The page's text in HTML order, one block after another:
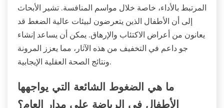
المرتبط بالأداء، خاصة خلال مواسم المنافسة. تشير الأبحاث
إلى أن الأطفال الذين يتعرضون لبيئات عالية الضغط قد
يعانون من أعراض الاكتئاب والإرهاق. يمكن أن يساعد إنشاء
جو داعم في التخفيف من هذه الآثار، مما يعزز المرونة
ونتائج الصحة العقلية الإيجابية.
ما هي الضغوط الشائعة التي يواجهها
الأطفال في الرياضة على مدار العام؟